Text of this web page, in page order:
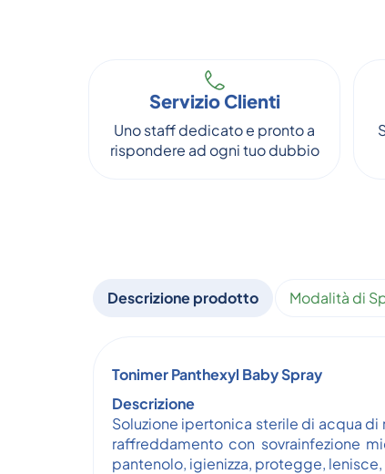
Servizio Clienti
Uno staff dedicato e pronto a
rispondere ad ogni tuo dubbio
Descrizione prodotto Modalità di
Tonimer Panthexyl Baby Spray
Descrizione
Soluzione ipertonica sterile di acqua
raffreddamento con sovrainfezione
pantenolo, igienizza, protegge,